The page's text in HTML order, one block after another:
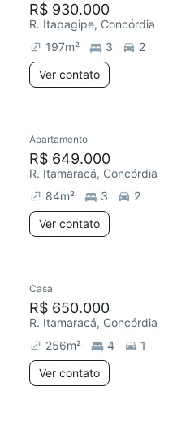
R$ 930.000
R. Itapagipe, Concórdia
197m² 3
2
Ver contato
Redecorar
Apartamento
R$ 649.000
R. Itamaracá, Concórdia
84m² 3
2
Ver contato
Casa
R$ 650.000
R. Itamaracá, Concórdia
256m² 4
1
Ver contato